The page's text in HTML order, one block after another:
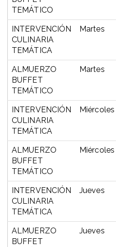
TEMÁTICO
INTERVENCIÓN
CULINARIA
TEMÁTICA
Martes
ALMUERZO
BUFFET
TEMÁTICO
Martes
INTERVENCIÓN
CULINARIA
TEMÁTICA
Miércoles
ALMUERZO
BUFFET
TEMÁTICO
Miércoles
INTERVENCIÓN
CULINARIA
TEMÁTICA
Jueves
ALMUERZO
BUFFET
Jueves